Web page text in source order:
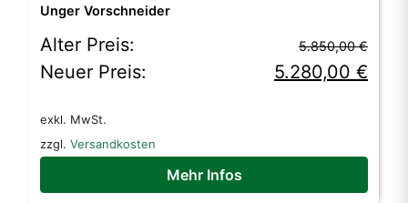
Unger Vorschneider
Alter Preis: 5.850,00€
Ursprünglicher
Preis
5.850,00 €
Neuer Preis: 5.280,00 €
Aktueller
Preis
5.280,00 €.
exkl. MwSt.
zzgl. Versandkosten
Mehr Infos